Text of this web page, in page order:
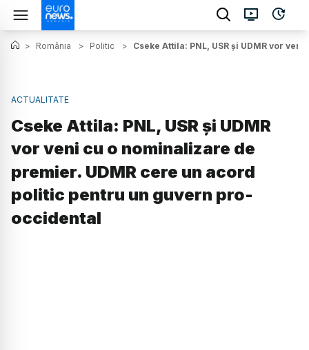
> România > Politic > Cseke Attila: PNL, USR și UDMR vor
ACTUALITATE
Cseke Attila: PNL, USR și UDMR
vor veni cu o nominalizare de
premier. UDMR cere un acord
politic pentru un guvern pro-
occidental